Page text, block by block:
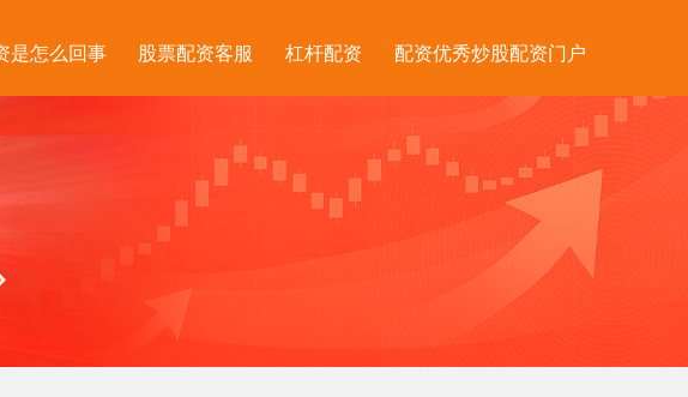
是怎么回事 股票配资客服 杠杆配资 配资优秀炒股配资门户